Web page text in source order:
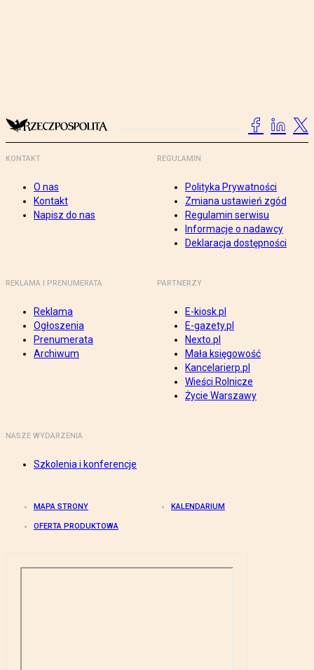
KONTAKT
O nas
Kontakt
Napisz do nas
REGULAMIN
Polityka Prywatności
Zmiana ustawień zgód
Regulamin serwisu
Informacje o nadawcy
Deklaracja dostępności
REKLAMA I PRENUMERATA
Reklama
Ogłoszenia
Prenumerata
Archiwum
PARTNERZY
E-kiosk.pl
E-gazety.pl
Nexto.pl
Mała księgowość
Kancelarierp.pl
Wieści Rolnicze
Życie Warszawy
NASZE WYDARZENIA
Szkolenia i konferencje
MAPA STRONY KALENDARIUM
OFERTA PRODUKTOWA